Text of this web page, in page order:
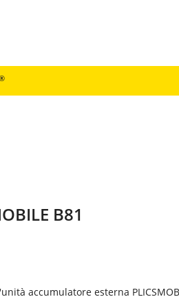
B81
accumulatore esterna